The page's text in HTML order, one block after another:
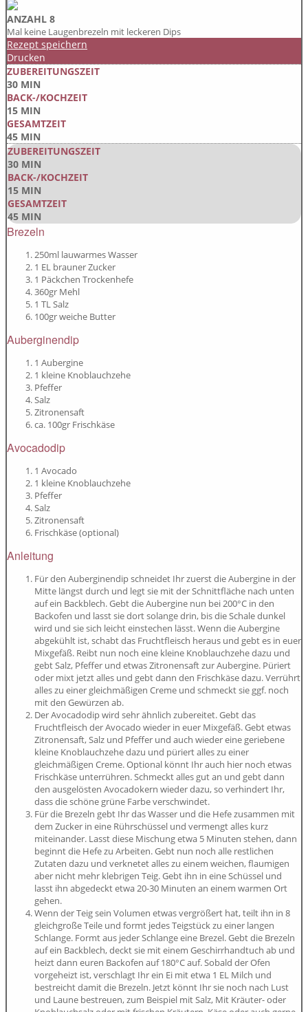
ANZAHL 8
Mal keine Laugenbrezeln mit leckeren Dips
Rezept speichern
Drucken
ZUBEREITUNGSZEIT
30 MIN
BACK-/KOCHZEIT
15 MIN
GESAMTZEIT
45 MIN
ZUBEREITUNGSZEIT
30 MIN
BACK-/KOCHZEIT
15 MIN
GESAMTZEIT
45 MIN
Brezeln
250ml lauwarmes Wasser
1 EL brauner Zucker
1 Päckchen Trockenhefe
360gr Mehl
1 TL Salz
100gr weiche Butter
Auberginendip
1 Aubergine
1 kleine Knoblauchzehe
Pfeffer
Salz
Zitronensaft
ca. 100gr Frischkäse
Avocadodip
1 Avocado
1 kleine Knoblauchzehe
Pfeffer
Salz
Zitronensaft
Frischkäse (optional)
Anleitung
Für den Auberginendip schneidet Ihr zuerst die Aubergine in der
Mitte längst durch und legt sie mit der Schnittfläche nach unten
auf ein Backblech. Gebt die Aubergine nun bei 200°C in den
Backofen und lasst sie dort solange drin, bis die Schale dunkel
wird und sie sich leicht einstechen lässt. Wenn die Aubergine
abgekühlt ist, schabt das Fruchtfleisch heraus und gebt es in euer
Mixgefäß. Reibt nun noch eine kleine Knoblauchzehe dazu und
gebt Salz, Pfeffer und etwas Zitronensaft zur Aubergine. Püriert
oder mixt jetzt alles und gebt dann den Frischkäse dazu. Verrührt
alles zu einer gleichmäßigen Creme und schmeckt sie ggf. noch
mit den Gewürzen ab.
Der Avocadodip wird sehr ähnlich zubereitet. Gebt das
Fruchtfleisch der Avocado wieder in euer Mixgefäß. Gebt etwas
Zitronensaft, Salz und Pfeffer und auch wieder eine geriebene
kleine Knoblauchzehe dazu und püriert alles zu einer
gleichmäßigen Creme. Optional könnt Ihr auch hier noch etwas
Frischkäse unterrühren. Schmeckt alles gut an und gebt dann
den ausgelösten Avocadokern wieder dazu, so verhindert Ihr,
dass die schöne grüne Farbe verschwindet.
Für die Brezeln gebt Ihr das Wasser und die Hefe zusammen mit
dem Zucker in eine Rührschüssel und vermengt alles kurz
miteinander. Lasst diese Mischung etwa 5 Minuten stehen, dann
beginnt die Hefe zu Arbeiten. Gebt nun noch alle restlichen
Zutaten dazu und verknetet alles zu einem weichen, flaumigen
aber nicht mehr klebrigen Teig. Gebt ihn in eine Schüssel und
lasst ihn abgedeckt etwa 20-30 Minuten an einem warmen Ort
gehen.
Wenn der Teig sein Volumen etwas vergrößert hat, teilt ihn in 8
gleichgroße Teile und formt jedes Teigstück zu einer langen
Schlange. Formt aus jeder Schlange eine Brezel. Gebt die Brezeln
auf ein Backblech, deckt sie mit einem Geschirrhandtuch ab und
heizt dann euren Backofen auf 180°C auf. Sobald der Ofen
vorgeheizt ist, verschlagt Ihr ein Ei mit etwa 1 EL Milch und
bestreicht damit die Brezeln. Jetzt könnt Ihr sie noch nach Lust
und Laune bestreuen, zum Beispiel mit Salz, Mit Kräuter- oder